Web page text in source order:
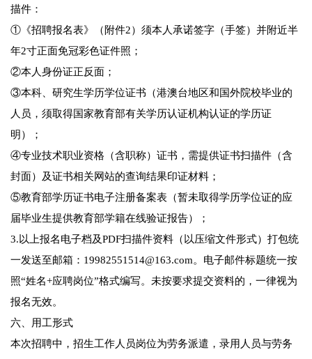
描件：
①《招聘报名表》（附件2）须本人承诺签字（手签）并附近半
年2寸正面免冠彩色证件照；
②本人身份证正反面；
③本科、研究生学历学位证书（港澳台地区和国外院校毕业的
人员，须取得国家教育部有关学历认证机构认证的学历证
明）；
④专业技术职业资格（含职称）证书，需提供证书扫描件（含
封面）及证书相关网站的查询结果印证材料；
⑤教育部学历证书电子注册备案表（暂未取得学历学位证的应
届毕业生提供教育部学籍在线验证报告）；
3.以上报名电子档及PDF扫描件资料（以压缩文件形式）打包统
一发送至邮箱：19982551514@163.com。电子邮件标题统一按
照“姓名+应聘岗位”格式编写。未按要求提交资料的，一律视为
报名无效。
六、用工形式
本次招聘中，招生工作人员岗位为劳务派遣，录用人员与劳务